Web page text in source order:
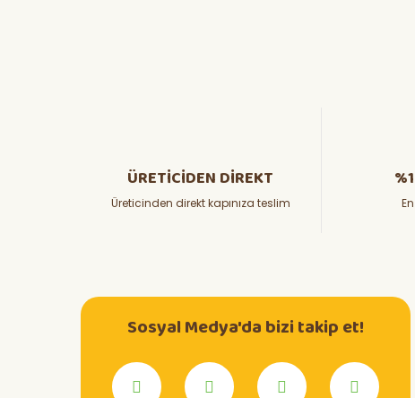
ÜRETİCİDEN DİREKT
Üreticinden direkt kapınıza teslim
Sosyal Medya'da bizi takip et!